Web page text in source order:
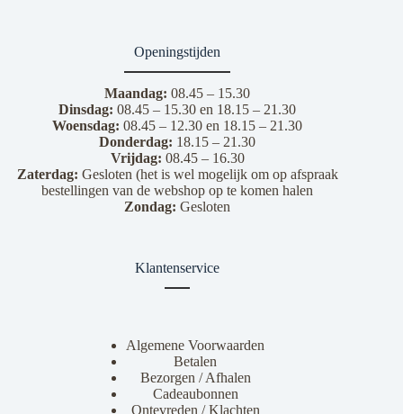
Openingstijden
Maandag:08.45 – 15.30
Dinsdag: 08.45 – 15.30 en 18.15 – 21.30
Woensdag: 08.45 – 12.30 en 18.15 – 21.30
Donderdag: 18.15 – 21.30
Vrijdag: 08.45 – 16.30
Zaterdag: Gesloten (het is wel mogelijk om op afspraak
bestellingen van de webshop op te komen halen
Zondag: Gesloten
Klantenservice
Algemene Voorwaarden
Betalen
Bezorgen / Afhalen
Cadeaubonnen
Ontevreden / Klachten